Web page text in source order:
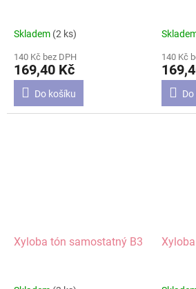
Skladem (2 ks)
140 Kč bez DPH
169,40 Kč
Do košíku
140 Kč
Xyloba tón samostatný B3